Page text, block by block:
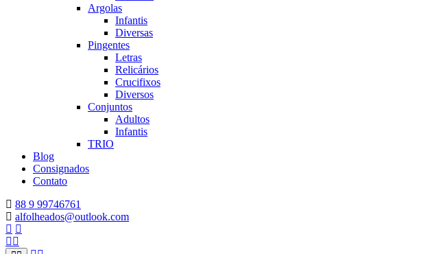
Argolas
Infantis
Diversas
Pingentes
Letras
Relicários
Crucifixos
Diversos
Conjuntos
Adultos
Infantis
TRIO
Blog
Consignados
Contato
88 9 99746761
alfolheados@outlook.com